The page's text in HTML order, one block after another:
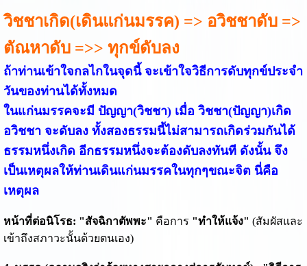
วิชชาเกิด(เดินแก่นมรรค) => อวิชชาดับ =>
ตัณหาดับ =>> ทุกข์ดับลง
ถ้าท่านเข้าใจกลไกในจุดนี้ จะเข้าใจวิธีการดับทุกข์ประจำ
วันของท่านได้ทั้งหมด
ในแก่นมรรคจะมี ปัญญา(วิชชา) เมื่อ วิชชา(ปัญญา)เกิด
อวิชชา จะดับลง ทั้งสองธรรมนี้ไม่สามารถเกิดร่วมกันได้
ธรรมหนึ่งเกิด อีกธรรมหนึ่งจะต้องดับลงทันที ดังนั้น จึง
เป็นเหตุผลให้ท่านเดินแก่นมรรคในทุกๆขณะจิต นี่คือ
เหตุผล
หน้าที่ต่อนิโรธ: "สัจฉิกาตัพพะ" คือการ "ทำให้แจ้ง" (สัมผัสและ
เข้าถึงสภาวะนั้นด้วยตนเอง)